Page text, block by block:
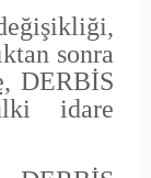
sonra
DERBİS
idare